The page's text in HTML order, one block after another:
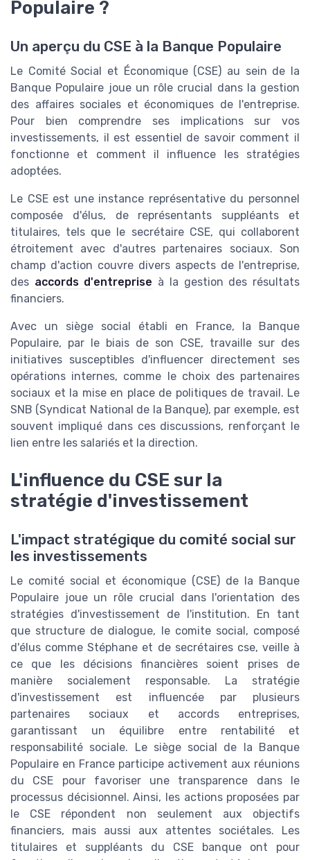
Populaire ?
Un aperçu du CSE à la Banque Populaire
Le Comité Social et Économique (CSE) au sein de la
Banque Populaire joue un rôle crucial dans la gestion
des affaires sociales et économiques de l'entreprise.
Pour bien comprendre ses implications sur vos
investissements, il est essentiel de savoir comment il
fonctionne et comment il influence les stratégies
adoptées.
Le CSE est une instance représentative du personnel
composée d'élus, de représentants suppléants et
titulaires, tels que le secrétaire CSE, qui collaborent
étroitement avec d'autres partenaires sociaux. Son
champ d'action couvre divers aspects de l'entreprise,
des accords d'entreprise à la gestion des résultats
financiers.
Avec un siège social établi en France, la Banque
Populaire, par le biais de son CSE, travaille sur des
initiatives susceptibles d'influencer directement ses
opérations internes, comme le choix des partenaires
sociaux et la mise en place de politiques de travail. Le
SNB (Syndicat National de la Banque), par exemple, est
souvent impliqué dans ces discussions, renforçant le
lien entre les salariés et la direction.
L'influence du CSE sur la
stratégie d'investissement
L'impact stratégique du comité social sur
les investissements
Le comité social et économique (CSE) de la Banque
Populaire joue un rôle crucial dans l'orientation des
stratégies d'investissement de l'institution. En tant
que structure de dialogue, le comite social, composé
d'élus comme Stéphane et de secrétaires cse, veille à
ce que les décisions financières soient prises de
manière socialement responsable. La stratégie
d'investissement est influencée par plusieurs
partenaires sociaux et accords entreprises,
garantissant un équilibre entre rentabilité et
responsabilité sociale. Le siège social de la Banque
Populaire en France participe activement aux réunions
du CSE pour favoriser une transparence dans le
processus décisionnel. Ainsi, les actions proposées par
le CSE répondent non seulement aux objectifs
financiers, mais aussi aux attentes sociétales. Les
titulaires et suppléants du CSE banque ont pour